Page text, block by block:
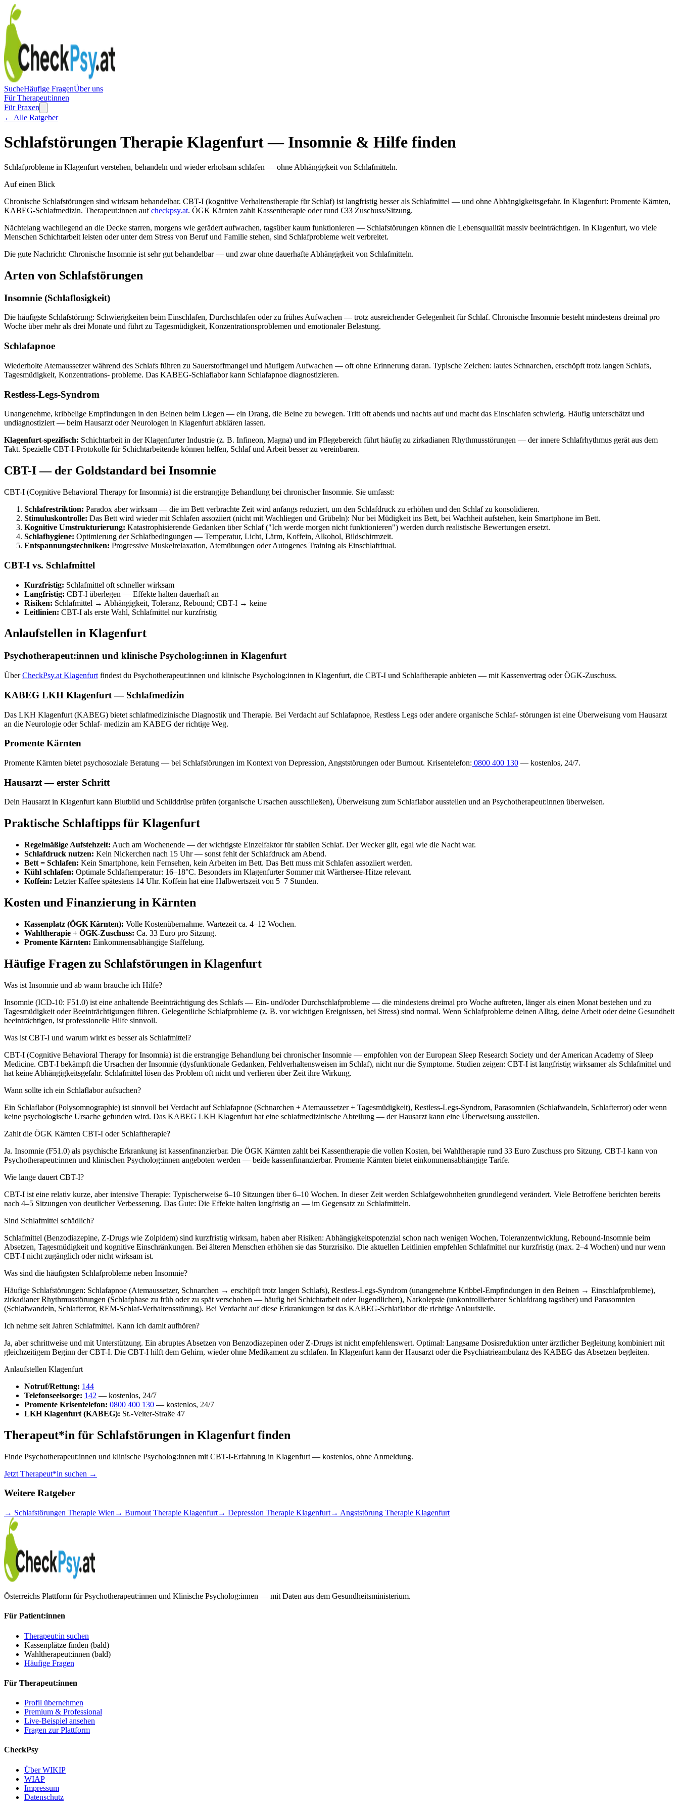
SucheHäufige FragenÜber uns
Für Therapeut:innen
Für Praxen
← Alle Ratgeber
Schlafstörungen Therapie Klagenfurt — Insomnie & Hilfe finden
Schlafprobleme in Klagenfurt verstehen, behandeln und wieder erholsam schlafen — ohne Abhängigkeit von Schlafmitteln.
Auf einen Blick
Chronische Schlafstörungen sind wirksam behandelbar. CBT-I (kognitive Verhaltenstherapie für Schlaf) ist langfristig besser als Schlafmittel — und ohne Abhängigkeitsgefahr. In Klagenfurt: Promente Kärnten,
KABEG-Schlafmedizin. Therapeut:innen auf checkpsy.at. ÖGK Kärnten zahlt Kassentherapie oder rund €33 Zuschuss/Sitzung.
Nächtelang wachliegend an die Decke starren, morgens wie gerädert aufwachen, tagsüber kaum funktionieren — Schlafstörungen können die Lebensqualität massiv beeinträchtigen. In Klagenfurt, wo viele
Menschen Schichtarbeit leisten oder unter dem Stress von Beruf und Familie stehen, sind Schlafprobleme weit verbreitet.
Die gute Nachricht: Chronische Insomnie ist sehr gut behandelbar — und zwar ohne dauerhafte Abhängigkeit von Schlafmitteln.
Arten von Schlafstörungen
Insomnie (Schlaflosigkeit)
Die häufigste Schlafstörung: Schwierigkeiten beim Einschlafen, Durchschlafen oder zu frühes Aufwachen — trotz ausreichender Gelegenheit für Schlaf. Chronische Insomnie besteht mindestens dreimal pro
Woche über mehr als drei Monate und führt zu Tagesmüdigkeit, Konzentrationsproblemen und emotionaler Belastung.
Schlafapnoe
Wiederholte Atemaussetzer während des Schlafs führen zu Sauerstoffmangel und häufigem Aufwachen — oft ohne Erinnerung daran. Typische Zeichen: lautes Schnarchen, erschöpft trotz langen Schlafs,
Tagesmüdigkeit, Konzentrations- probleme. Das KABEG-Schlaflabor kann Schlafapnoe diagnostizieren.
Restless-Legs-Syndrom
Unangenehme, kribbelige Empfindungen in den Beinen beim Liegen — ein Drang, die Beine zu bewegen. Tritt oft abends und nachts auf und macht das Einschlafen schwierig. Häufig unterschätzt und
undiagnostiziert — beim Hausarzt oder Neurologen in Klagenfurt abklären lassen.
Klagenfurt-spezifisch: Schichtarbeit in der Klagenfurter Industrie (z. B. Infineon, Magna) und im Pflegebereich führt häufig zu zirkadianen Rhythmusstörungen — der innere Schlafrhythmus gerät aus dem
Takt. Spezielle CBT-I-Protokolle für Schichtarbeitende können helfen, Schlaf und Arbeit besser zu vereinbaren.
CBT-I — der Goldstandard bei Insomnie
CBT-I (Cognitive Behavioral Therapy for Insomnia) ist die erstrangige Behandlung bei chronischer Insomnie. Sie umfasst:
Schlafrestriktion: Paradox aber wirksam — die im Bett verbrachte Zeit wird anfangs reduziert, um den Schlafdruck zu erhöhen und den Schlaf zu konsolidieren.
Stimuluskontrolle: Das Bett wird wieder mit Schlafen assoziiert (nicht mit Wachliegen und Grübeln): Nur bei Müdigkeit ins Bett, bei Wachheit aufstehen, kein Smartphone im Bett.
Kognitive Umstrukturierung: Katastrophisierende Gedanken über Schlaf ("Ich werde morgen nicht funktionieren") werden durch realistische Bewertungen ersetzt.
Schlafhygiene: Optimierung der Schlafbedingungen — Temperatur, Licht, Lärm, Koffein, Alkohol, Bildschirmzeit.
Entspannungstechniken: Progressive Muskelrelaxation, Atemübungen oder Autogenes Training als Einschlafritual.
CBT-I vs. Schlafmittel
Kurzfristig: Schlafmittel oft schneller wirksam
Langfristig: CBT-I überlegen — Effekte halten dauerhaft an
Risiken: Schlafmittel → Abhängigkeit, Toleranz, Rebound; CBT-I → keine
Leitlinien: CBT-I als erste Wahl, Schlafmittel nur kurzfristig
Anlaufstellen in Klagenfurt
Psychotherapeut:innen und klinische Psycholog:innen in Klagenfurt
Über CheckPsy.at Klagenfurt findest du Psychotherapeut:innen und klinische Psycholog:innen in Klagenfurt, die CBT-I und Schlaftherapie anbieten — mit Kassenvertrag oder ÖGK-Zuschuss.
KABEG LKH Klagenfurt — Schlafmedizin
Das LKH Klagenfurt (KABEG) bietet schlafmedizinische Diagnostik und Therapie. Bei Verdacht auf Schlafapnoe, Restless Legs oder andere organische Schlaf- störungen ist eine Überweisung vom Hausarzt
an die Neurologie oder Schlaf- medizin am KABEG der richtige Weg.
Promente Kärnten
Promente Kärnten bietet psychosoziale Beratung — bei Schlafstörungen im Kontext von Depression, Angststörungen oder Burnout. Krisentelefon: 0800 400 130 — kostenlos, 24/7.
Hausarzt — erster Schritt
Dein Hausarzt in Klagenfurt kann Blutbild und Schilddrüse prüfen (organische Ursachen ausschließen), Überweisung zum Schlaflabor ausstellen und an Psychotherapeut:innen überweisen.
Praktische Schlaftipps für Klagenfurt
Regelmäßige Aufstehzeit: Auch am Wochenende — der wichtigste Einzelfaktor für stabilen Schlaf. Der Wecker gilt, egal wie die Nacht war.
Schlafdruck nutzen: Kein Nickerchen nach 15 Uhr — sonst fehlt der Schlafdruck am Abend.
Bett = Schlafen: Kein Smartphone, kein Fernsehen, kein Arbeiten im Bett. Das Bett muss mit Schlafen assoziiert werden.
Kühl schlafen: Optimale Schlaftemperatur: 16–18°C. Besonders im Klagenfurter Sommer mit Wärthersee-Hitze relevant.
Koffein: Letzter Kaffee spätestens 14 Uhr. Koffein hat eine Halbwertszeit von 5–7 Stunden.
Kosten und Finanzierung in Kärnten
Kassenplatz (ÖGK Kärnten): Volle Kostenübernahme. Wartezeit ca. 4–12 Wochen.
Wahltherapie + ÖGK-Zuschuss: Ca. 33 Euro pro Sitzung.
Promente Kärnten: Einkommensabhängige Staffelung.
Häufige Fragen zu Schlafstörungen in Klagenfurt
Was ist Insomnie und ab wann brauche ich Hilfe?
Insomnie (ICD-10: F51.0) ist eine anhaltende Beeinträchtigung des Schlafs — Ein- und/oder Durchschlafprobleme — die mindestens dreimal pro Woche auftreten, länger als einen Monat bestehen und zu
Tagesmüdigkeit oder Beeinträchtigungen führen. Gelegentliche Schlafprobleme (z. B. vor wichtigen Ereignissen, bei Stress) sind normal. Wenn Schlafprobleme deinen Alltag, deine Arbeit oder deine Gesundheit
beeinträchtigen, ist professionelle Hilfe sinnvoll.
Was ist CBT-I und warum wirkt es besser als Schlafmittel?
CBT-I (Cognitive Behavioral Therapy for Insomnia) ist die erstrangige Behandlung bei chronischer Insomnie — empfohlen von der European Sleep Research Society und der American Academy of Sleep
Medicine. CBT-I bekämpft die Ursachen der Insomnie (dysfunktionale Gedanken, Fehlverhaltensweisen im Schlaf), nicht nur die Symptome. Studien zeigen: CBT-I ist langfristig wirksamer als Schlafmittel und
hat keine Abhängigkeitsgefahr. Schlafmittel lösen das Problem oft nicht und verlieren über Zeit ihre Wirkung.
Wann sollte ich ein Schlaflabor aufsuchen?
Ein Schlaflabor (Polysomnographie) ist sinnvoll bei Verdacht auf Schlafapnoe (Schnarchen + Atemaussetzer + Tagesmüdigkeit), Restless-Legs-Syndrom, Parasomnien (Schlafwandeln, Schlafterror) oder wenn
keine psychologische Ursache gefunden wird. Das KABEG LKH Klagenfurt hat eine schlafmedizinische Abteilung — der Hausarzt kann eine Überweisung ausstellen.
Zahlt die ÖGK Kärnten CBT-I oder Schlaftherapie?
Ja. Insomnie (F51.0) als psychische Erkrankung ist kassenfinanzierbar. Die ÖGK Kärnten zahlt bei Kassentherapie die vollen Kosten, bei Wahltherapie rund 33 Euro Zuschuss pro Sitzung. CBT-I kann von
Psychotherapeut:innen und klinischen Psycholog:innen angeboten werden — beide kassenfinanzierbar. Promente Kärnten bietet einkommensabhängige Tarife.
Wie lange dauert CBT-I?
CBT-I ist eine relativ kurze, aber intensive Therapie: Typischerweise 6–10 Sitzungen über 6–10 Wochen. In dieser Zeit werden Schlafgewohnheiten grundlegend verändert. Viele Betroffene berichten bereits
nach 4–5 Sitzungen von deutlicher Verbesserung. Das Gute: Die Effekte halten langfristig an — im Gegensatz zu Schlafmitteln.
Sind Schlafmittel schädlich?
Schlafmittel (Benzodiazepine, Z-Drugs wie Zolpidem) sind kurzfristig wirksam, haben aber Risiken: Abhängigkeitspotenzial schon nach wenigen Wochen, Toleranzentwicklung, Rebound-Insomnie beim
Absetzen, Tagesmüdigkeit und kognitive Einschränkungen. Bei älteren Menschen erhöhen sie das Sturzrisiko. Die aktuellen Leitlinien empfehlen Schlafmittel nur kurzfristig (max. 2–4 Wochen) und nur wenn
CBT-I nicht zugänglich oder nicht wirksam ist.
Was sind die häufigsten Schlafprobleme neben Insomnie?
Häufige Schlafstörungen: Schlafapnoe (Atemaussetzer, Schnarchen → erschöpft trotz langen Schlafs), Restless-Legs-Syndrom (unangenehme Kribbel-Empfindungen in den Beinen → Einschlafprobleme),
zirkadianer Rhythmusstörungen (Schlafphase zu früh oder zu spät verschoben — häufig bei Schichtarbeit oder Jugendlichen), Narkolepsie (unkontrollierbarer Schlafdrang tagsüber) und Parasomnien
(Schlafwandeln, Schlafterror, REM-Schlaf-Verhaltensstörung). Bei Verdacht auf diese Erkrankungen ist das KABEG-Schlaflabor die richtige Anlaufstelle.
Ich nehme seit Jahren Schlafmittel. Kann ich damit aufhören?
Ja, aber schrittweise und mit Unterstützung. Ein abruptes Absetzen von Benzodiazepinen oder Z-Drugs ist nicht empfehlenswert. Optimal: Langsame Dosisreduktion unter ärztlicher Begleitung kombiniert mit
gleichzeitigem Beginn der CBT-I. Die CBT-I hilft dem Gehirn, wieder ohne Medikament zu schlafen. In Klagenfurt kann der Hausarzt oder die Psychiatrieambulanz des KABEG das Absetzen begleiten.
Anlaufstellen Klagenfurt
Notruf/Rettung: 144
Telefonseelsorge: 142 — kostenlos, 24/7
Promente Krisentelefon: 0800 400 130 — kostenlos, 24/7
LKH Klagenfurt (KABEG): St.-Veiter-Straße 47
Therapeut*in für Schlafstörungen in Klagenfurt finden
Finde Psychotherapeut:innen und klinische Psycholog:innen mit CBT-I-Erfahrung in Klagenfurt — kostenlos, ohne Anmeldung.
Jetzt Therapeut*in suchen →
Weitere Ratgeber
→ Schlafstörungen Therapie Wien → Burnout Therapie Klagenfurt→ Depression Therapie Klagenfurt→ Angststörung Therapie Klagenfurt
Österreichs Plattform für Psychotherapeut:innen und Klinische Psycholog:innen — mit Daten aus dem Gesundheitsministerium.
Für Patient:innen
Therapeut:in suchen
Kassenplätze finden (bald)
Wahltherapeut:innen (bald)
Häufige Fragen
Für Therapeut:innen
Profil übernehmen
Premium & Professional
Live-Beispiel ansehen
Fragen zur Plattform
CheckPsy
Über WIKIP
WIAP
Impressum
Datenschutz